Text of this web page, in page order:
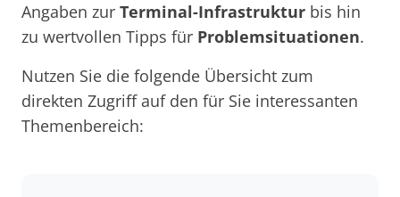
Angaben zur Terminal-Infrastruktur bis hin
zu wertvollen Tipps für Problemsituationen.
Nutzen Sie die folgende Übersicht zum
direkten Zugriff auf den für Sie interessanten
Themenbereich: